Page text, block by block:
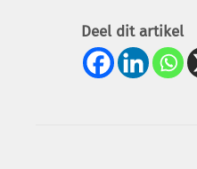
Deel dit artikel